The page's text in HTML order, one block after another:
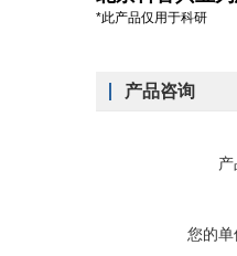
*此产品仅用于科研
产品咨询
您的单